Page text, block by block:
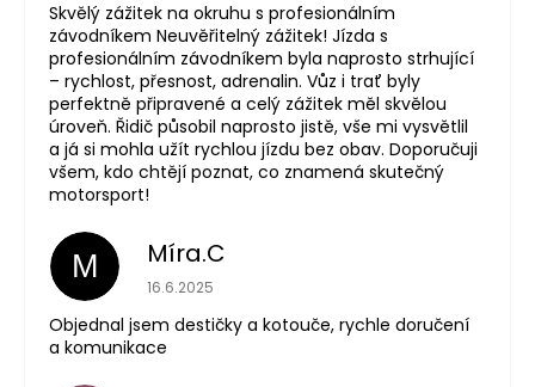
Skvělý zážitek na okruhu s profesionálním
závodníkem Neuvěřitelný zážitek! Jízda s
profesionálním závodníkem byla naprosto strhující
– rychlost, přesnost, adrenalin. Vůz i trať byly
perfektně připravené a celý zážitek měl skvělou
úroveň. Řidič působil naprosto jistě, vše mi vysvětlil
a já si mohla užít rychlou jízdu bez obav. Doporučuji
všem, kdo chtějí poznat, co znamená skutečný
motorsport!
M Míra.C
The store rating is 5 out of 5 stars.
16.6.2025
Objednal jsem destičky a kotouče, rychle doručení
a komunikace